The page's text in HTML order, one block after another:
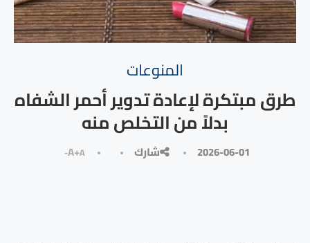
المنوعات
طرق مبتكرة لإعادة تدوير أحمر الشفاه
بدلاً من التخلص منه
2026-06-01 شارك A+A-